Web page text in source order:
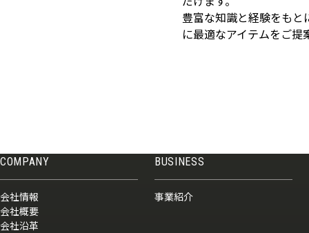
豊富な知識と経験をもと
に最適なアイテムをご提
COMPANY
会社情報
会社概要
会社沿革
BUSINESS
事業紹介